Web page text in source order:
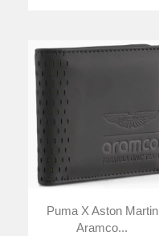
Puma X Aston Martin
Aramco...